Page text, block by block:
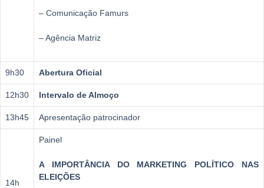
– Comunicação Famurs
– Agência Matriz
9h30 Abertura Oficial
12h30 Intervalo de Almoço
13h45 Apresentação patrocinador
14h
Painel
A IMPORTÂNCIA DO MARKETING POLÍTICO NAS
ELEIÇÕES